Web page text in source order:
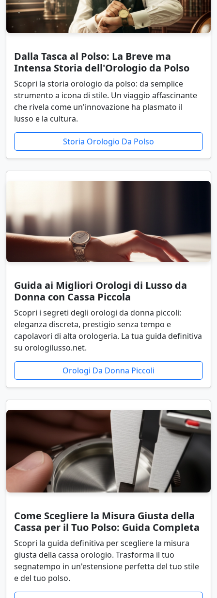
Dalla Tasca al Polso: La Breve ma
Intensa Storia dell'Orologio da Polso
Scopri la storia orologio da polso: da semplice
strumento a icona di stile. Un viaggio affascinante
che rivela come un'innovazione ha plasmato il
lusso e la cultura.
Storia Orologio Da Polso
Guida ai Migliori Orologi di Lusso da
Donna con Cassa Piccola
Scopri i segreti degli orologi da donna piccoli:
eleganza discreta, prestigio senza tempo e
capolavori di alta orologeria. La tua guida definitiva
su orologilusso.net.
Orologi Da Donna Piccoli
Come Scegliere la Misura Giusta della
Cassa per il Tuo Polso: Guida Completa
Scopri la guida definitiva per scegliere la misura
giusta della cassa orologio. Trasforma il tuo
segnatempo in un'estensione perfetta del tuo stile
e del tuo polso.